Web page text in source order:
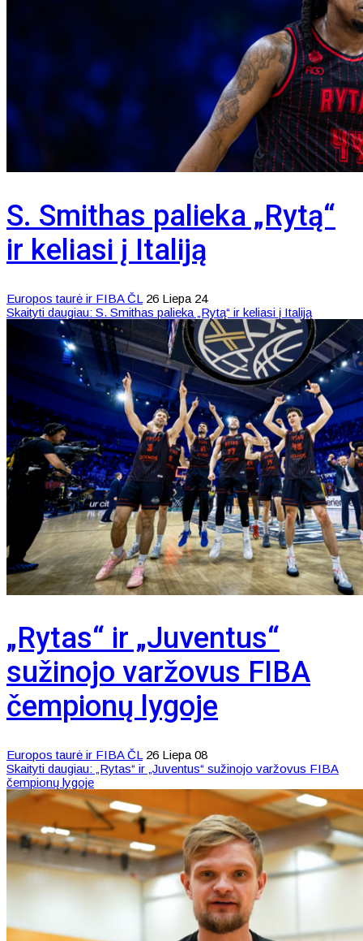
S. Smithas palieka „Rytą“
ir keliasi į Italiją
Europos taurė ir FIBA ČL 26 Liepa 24
Skaityti daugiau: S. Smithas palieka „Rytą“ ir keliasi į Italiją
„Rytas“ ir „Juventus“
sužinojo varžovus FIBA
čempionų lygoje
Europos taurė ir FIBA ČL 26 Liepa 08
Skaityti daugiau: „Rytas“ ir „Juventus“ sužinojo varžovus FIBA
čempionų lygoje